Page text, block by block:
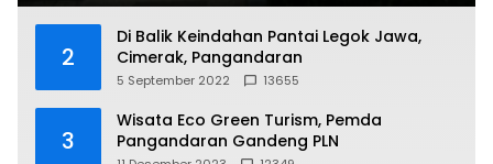
2
Di Balik Keindahan Pantai Legok Jawa,
Cimerak, Pangandaran
5 September 2022 13655
3
Wisata Eco Green Turism, Pemda
Pangandaran Gandeng PLN